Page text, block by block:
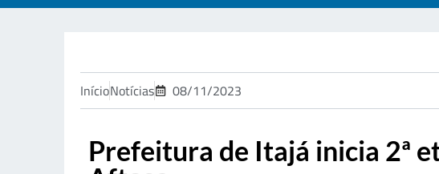
InícioNotícias 08/11/2023
Prefeitura de Itajá inicia 2ª